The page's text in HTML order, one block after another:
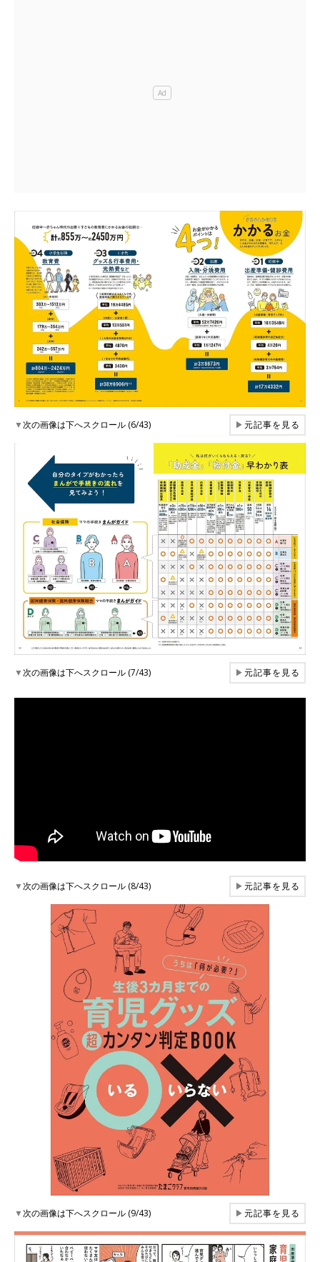
▼次の画像は下へスクロール (6/43) ▶元記事を見る
▼次の画像は下へスクロール (7/43) ▶元記事を見る
▼次の画像は下へスクロール (8/43) ▶元記事を見る
▼次の画像は下へスクロール (9/43) ▶元記事を見る